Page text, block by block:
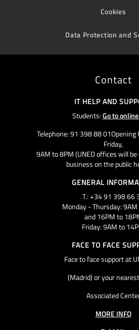
Cookies
Data Protection and
Contact
IT HELP AND
Students:Go to
Telephone: 91 398 88
Friday,
9AM to 8PM (UNED offices will
business on the public
GENERAL
T.: +34 91 398 66
Monday - Thursday:
and 16PM to
Friday: 9AM to
FACE TO FACE
Face to face support at
(Madrid) or your
Associated
MORE INFO